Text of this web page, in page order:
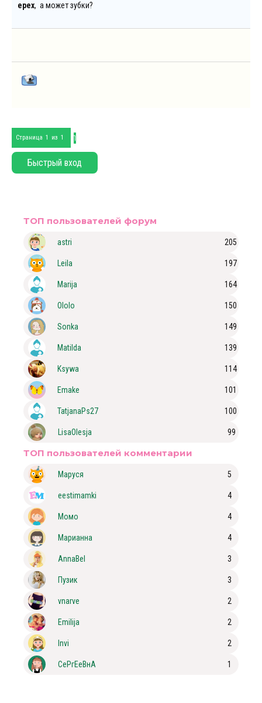
epex, а может зубки?
Страница 1 из 1 1
ТОП пользователей форум
astri 205
Leila 197
Marija 164
Ololo 150
Sonka 149
Matilda 139
Ksywa 114
Emake 101
TatjanaPs27 100
LisaOlesja 99
ТОП пользователей комментарии
Маруся 5
eestimamki 4
Момо 4
Марианна 4
AnnaBel 3
Пузик 3
vnarve 2
Emilija 2
Invi 2
СеРгЕеВнА 1